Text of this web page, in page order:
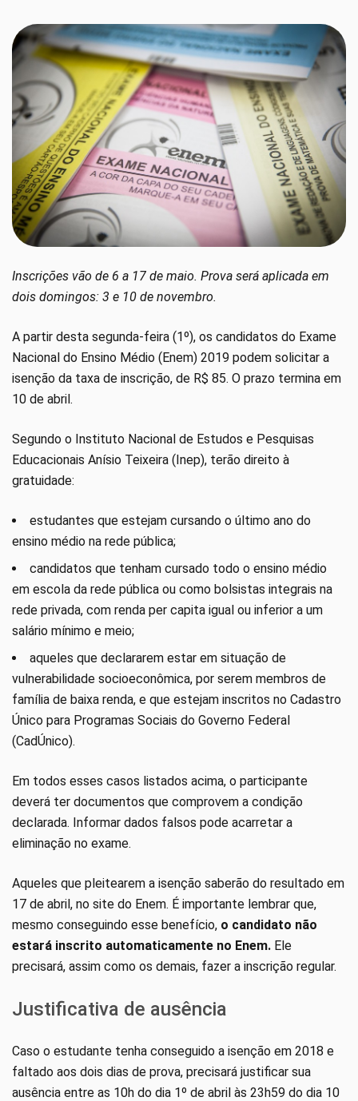
Inscrições vão de 6 a 17 de maio. Prova será aplicada em
dois domingos: 3 e 10 de novembro.
A partir desta segunda-feira (1º), os candidatos do Exame
Nacional do Ensino Médio (Enem) 2019 podem solicitar a
isenção da taxa de inscrição, de R$ 85. O prazo termina em
10 de abril.
Segundo o Instituto Nacional de Estudos e Pesquisas
Educacionais Anísio Teixeira (Inep), terão direito à
gratuidade:
estudantes que estejam cursando o último ano do
ensino médio na rede pública;
candidatos que tenham cursado todo o ensino médio
em escola da rede pública ou como bolsistas integrais na
rede privada, com renda per capita igual ou inferior a um
salário mínimo e meio;
aqueles que declararem estar em situação de
vulnerabilidade socioeconômica, por serem membros de
família de baixa renda, e que estejam inscritos no Cadastro
Único para Programas Sociais do Governo Federal
(CadÚnico).
Em todos esses casos listados acima, o participante
deverá ter documentos que comprovem a condição
declarada. Informar dados falsos pode acarretar a
eliminação no exame.
Aqueles que pleitearem a isenção saberão do resultado em
17 de abril, no site do Enem. É importante lembrar que,
mesmo conseguindo esse benefício, o candidato não
estará inscrito automaticamente no Enem. Ele
precisará, assim como os demais, fazer a inscrição regular.
Justificativa de ausência
Caso o estudante tenha conseguido a isenção em 2018 e
faltado aos dois dias de prova, precisará justificar sua
ausência entre as 10h do dia 1º de abril às 23h59 do dia 10